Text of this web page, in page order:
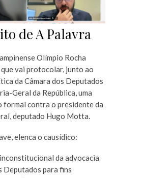
de A Palavra
Olímpio Rocha
vai protocolar, junto ao
da Câmara dos Deputados
Geral da República, uma
formal contra o presidente da
deputado Hugo Motta.
elenca o causídico:
da advocacia
Deputados para fins